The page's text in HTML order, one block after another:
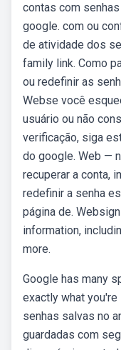
contas com
google. com ou
de atividade dos
family link. Como
ou redefinir as
Webse você
usuário ou não
verificação, siga
do google. Web —
recuperar a conta,
redefinir a senha
página de.
information,
more.
Google has many
exactly what
senhas salvas no
guardadas com